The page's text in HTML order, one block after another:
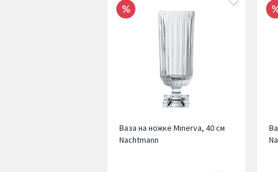
Ваза на ножке Minerva, 40 см
Nachtmann